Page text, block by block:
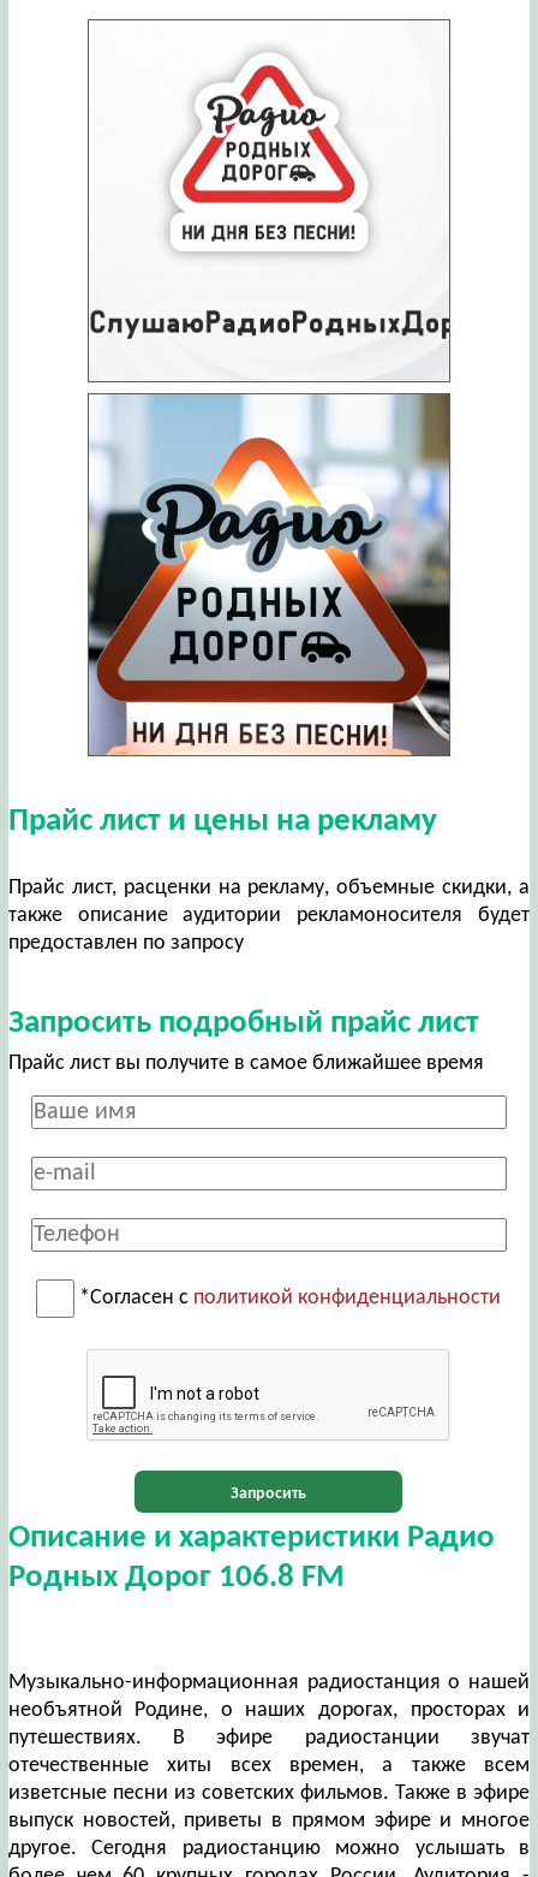
Прайс лист и цены на рекламу
Прайс лист, расценки на рекламу, объемные скидки, а
также описание аудитории рекламоносителя будет
предоставлен по запросу
Запросить подробный прайс лист
Прайс лист вы получите в самое ближайшее время
*Согласен с политикой конфиденциальности
Запросить
Описание и характеристики Радио
Родных Дорог 106.8 FM
Музыкально-информационная радиостанция о нашей
необъятной Родине, о наших дорогах, просторах и
путешествиях. В эфире радиостанции звучат
отечественные хиты всех времен, а также всем
изветсные песни из советских фильмов. Также в эфире
выпуск новостей, приветы в прямом эфире и многое
другое. Сегодня радиостанцию можно услышать в